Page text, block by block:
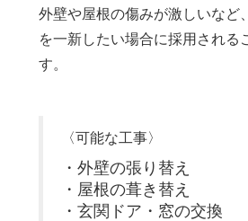
外壁や屋根の傷みが激しいなど
を一新したい場合に採用される
す。
〈可能な工事〉
・外壁の張り替え
・屋根の葺き替え
・玄関ドア・窓の交換